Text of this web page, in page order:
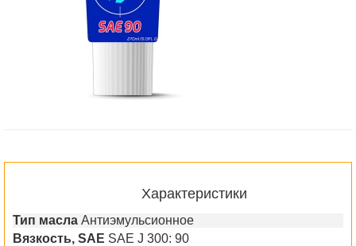
Характеристики
Тип масла Антиэмульсионное
Вязкость, SAE SAE J 300: 90